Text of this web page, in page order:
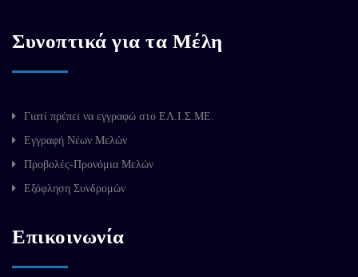
Συνοπτικά για τα Μέλη
Γιατί πρέπει να εγγραφώ στο ΕΛ.Ι.Σ.ΜΕ.
Εγγραφή Νέων Μελών
Προβολές-Προνόμια Μελών
Εξόφληση Συνδρομών
Επικοινωνία